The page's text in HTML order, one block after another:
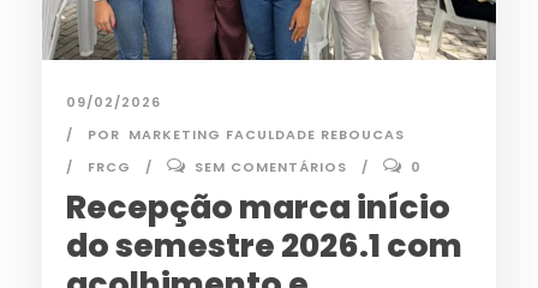
09/02/2026
POR MARKETING FACULDADE REBOUCAS
FRCG
SEM COMENTÁRIOS 0
Recepção marca início
do semestre 2026.1 com